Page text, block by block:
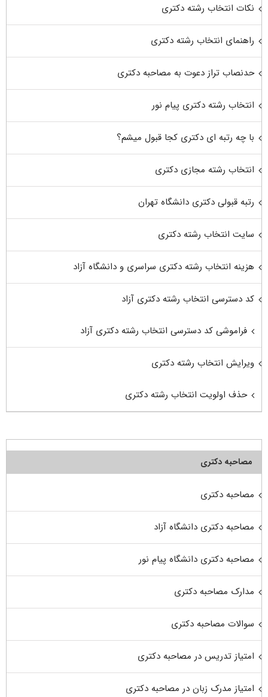
نکات انتخاب رشته دکتری
راهنمای انتخاب رشته دکتری
حدنصاب تراز دعوت به مصاحبه دکتری
انتخاب رشته دکتری پیام نور
با چه رتبه ای دکتری کجا قبول میشم؟
انتخاب رشته مجازی دکتری
رتبه قبولی دکتری دانشگاه تهران
سایت انتخاب رشته دکتری
هزینه انتخاب رشته دکتری سراسری و دانشگاه آزاد
کد دسترسی انتخاب رشته دکتری آزاد
فراموشی کد دسترسی انتخاب رشته دکتری آزاد
ویرایش انتخاب رشته دکتری
حذف اولویت انتخاب رشته دکتری
مصاحبه دکتری
مصاحبه دکتری
مصاحبه دکتری دانشگاه آزاد
مصاحبه دکتری دانشگاه پیام نور
مدارک مصاحبه دکتری
سوالات مصاحبه دکتری
امتیاز تدریس در مصاحبه دکتری
امتیاز مدرک زبان در مصاحبه دکتری